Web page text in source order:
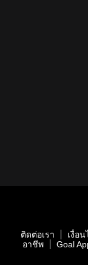
ติดต่อเรา เงื่อ
อาชีพ
Goal